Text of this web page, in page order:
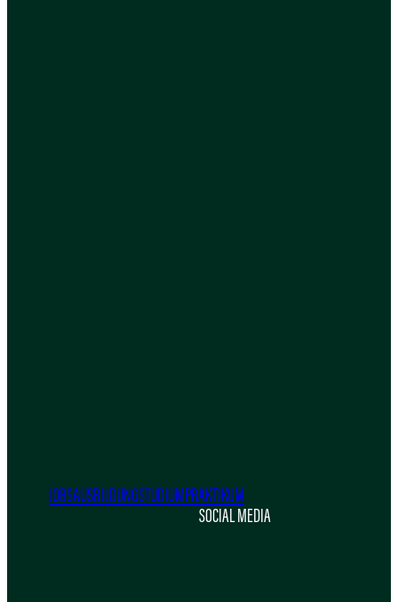
JOBSAUSBILDUNGSTUDIUMPRAKTIKUM
SOCIAL MEDIA